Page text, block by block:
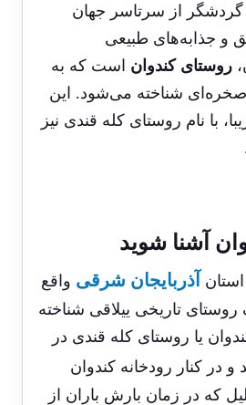
گردشگر از سرتاسر جهان
و جذابه‌های طبیعی
روستای کندوان است که به
شناخته می‌شود. این
با نام روستای کله قندی نیز
آشنا شوید
آذربایجان شرقی واقع
تاریخی ییلاقی شناخته
یا روستای کله قندی در
و در کنار رودخانه کندوان
که در زمان بارش باران از